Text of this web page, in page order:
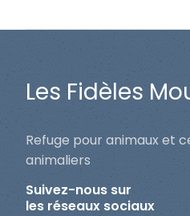
Les Fidèles
Refuge pour animaux et
animaliers
Suivez-nous sur
les réseaux sociaux